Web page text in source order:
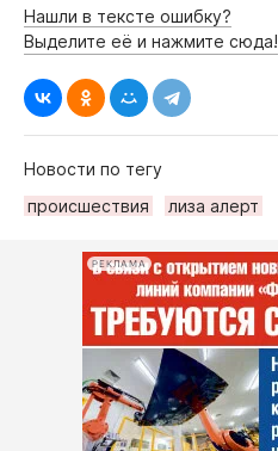
Нашли в тексте ошибку?
Выделите её и нажмите сюда!
Новости по тегу
происшествия
лиза алерт
РЕКЛАМА